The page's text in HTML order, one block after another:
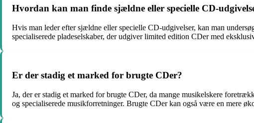
Hvordan kan man finde sjældne eller specielle CD-
Hvis man leder efter sjældne eller specielle CD-udgivelser, kan man
specialiserede pladeselskaber, der udgiver limited edition CDer med
Er der stadig et marked for brugte CDer?
Ja, der er stadig et marked for brugte CDer, da mange musikelskere
og specialiserede musikforretninger. Brugte CDer kan også være en mere